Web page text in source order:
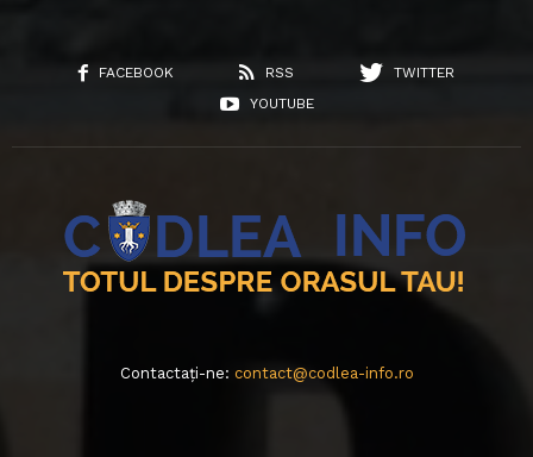
FACEBOOK RSS
TWITTER
YOUTUBE
Contactați-ne: contact@codlea-info.ro